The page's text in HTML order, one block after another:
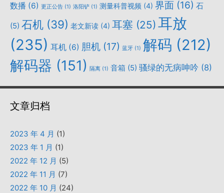
数播 (6) 更正公告 (1) 洛阳铲 (1) 测量科普视频 (4) 界面 (16) 石
(5) 石机 (39) 老文新读 (4) 耳塞 (25) 耳放
(235) 耳机 (6) 胆机 (17) 蓝牙 (1) 解码 (212)
解码器 (151) 隔离 (1) 音箱 (5) 骚绿的无病呻吟 (8)
文章归档
2023 年 4 月 (1)
2023 年 1 月 (1)
2022 年 12 月 (5)
2022 年 11 月 (7)
2022 年 10 月 (24)